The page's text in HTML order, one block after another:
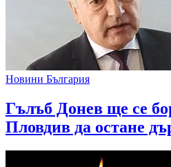
Новини България
Гълъб Донев ще се
Пловдив да остане